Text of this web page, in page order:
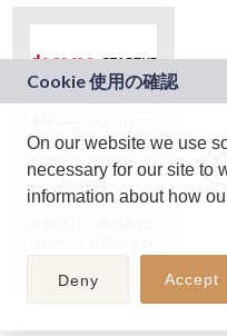
ドコモグループの新
規事業創出プログラ
ム「docomo
STARTUP」を通じて
On our website we use
necessary for our site to
information about how
Deny Accept